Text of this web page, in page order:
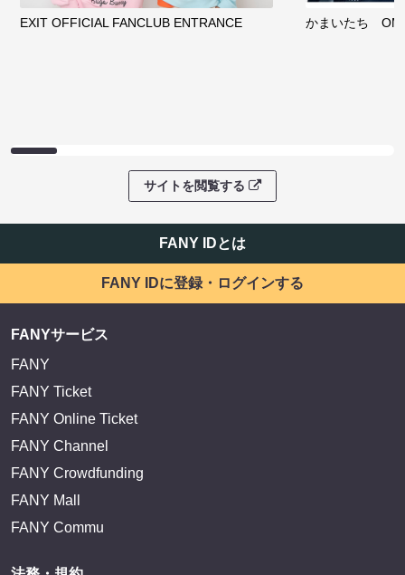
EXIT OFFICIAL FANCLUB ENTRANCE かまいたち
サイトを閲覧する
FANY IDとは
FANY IDに登録・ログインする
FANYサービス
FANY
FANY Ticket
FANY Online Ticket
FANY Channel
FANY Crowdfunding
FANY Mall
FANY Commu